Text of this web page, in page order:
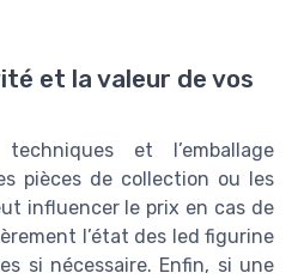
et la valeur de vos
et l’emballage
pièces de collection ou les
influencer le prix en cas de
l’état des led figurine
si nécessaire. Enfin, si une